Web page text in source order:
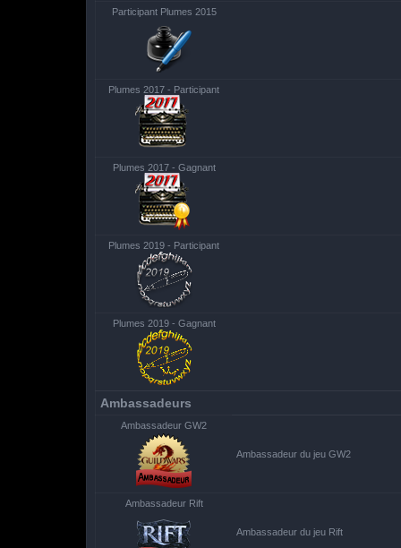
Participant Plumes 2015
Plumes 2017 - Participant
Plumes 2017 - Gagnant
Plumes 2019 - Participant
Plumes 2019 - Gagnant
Ambassadeurs
Ambassadeur GW2
Ambassadeur du jeu GW2
Ambassadeur Rift
Ambassadeur du jeu Rift